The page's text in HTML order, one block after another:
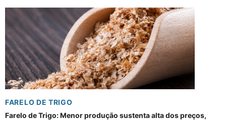
FARELO DE TRIGO
Farelo de Trigo: Menor produção sustenta alta dos preços,